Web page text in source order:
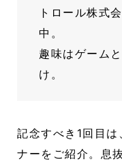
トロール株式
中。
趣味はゲーム
け。
記念すべき1回目
ナーをご紹介。息